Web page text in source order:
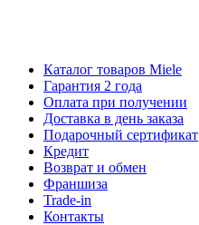
Каталог товаров Miele
Гарантия 2 года
Оплата при получении
Доставка в день заказа
Подарочный сертификат
Кредит
Возврат и обмен
Франшиза
Trade-in
Контакты